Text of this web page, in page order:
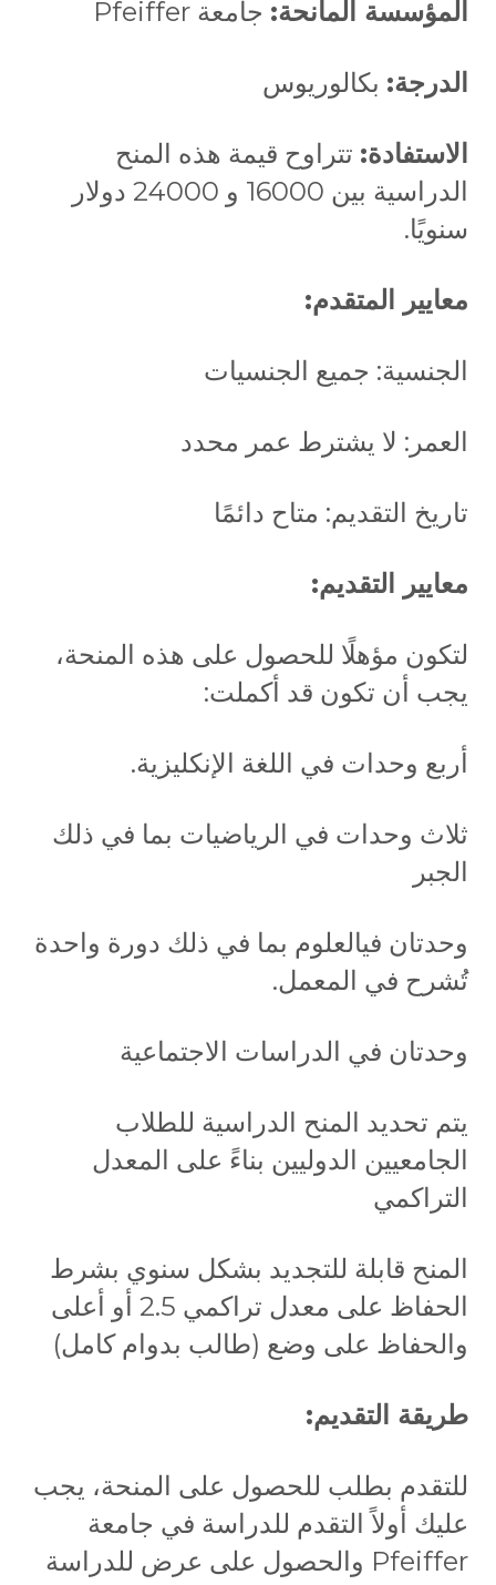
المؤسسة المانحة: جامعة Pfeiffer
الدرجة: بكالوريوس
الاستفادة: تتراوح قيمة هذه المنح
الدراسية بين 16000 و 24000 دولار
سنويًا.
معايير المتقدم:
الجنسية: جميع الجنسيات
العمر: لا يشترط عمر محدد
تاريخ التقديم: متاح دائمًا
معايير التقديم:
لتكون مؤهلًا للحصول على هذه المنحة،
يجب أن تكون قد أكملت:
أربع وحدات في اللغة الإنكليزية.
ثلاث وحدات في الرياضيات بما في ذلك
الجبر
وحدتان فيالعلوم بما في ذلك دورة واحدة
تُشرح في المعمل.
وحدتان في الدراسات الاجتماعية
يتم تحديد المنح الدراسية للطلاب
الجامعيين الدوليين بناءً على المعدل
التراكمي
المنح قابلة للتجديد بشكل سنوي بشرط
الحفاظ على معدل تراكمي 2.5 أو أعلى
والحفاظ على وضع (طالب بدوام كامل)
طريقة التقديم:
للتقدم بطلب للحصول على المنحة، يجب
عليك أولاً التقدم للدراسة في جامعة
Pfeiffer والحصول على عرض للدراسة